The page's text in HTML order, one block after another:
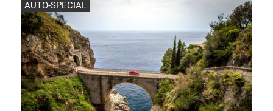
AUTO-SPECIAL